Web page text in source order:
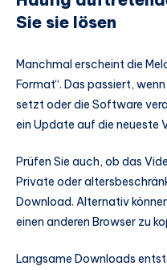
Sie sie lösen
Manchmal erscheint die
Format“. Das passiert,
setzt oder die Software
ein Update auf die neueste
Prüfen Sie auch, ob das
Private oder
Download. Alternativ
einen anderen Browser zu
Langsame Downloads